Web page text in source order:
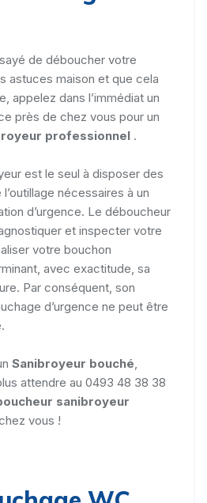
de déboucher votre
astuces maison et que cela
appelez dans l’immédiat un
près de chez vous pour un
professionnel .
est le seul à disposer des
nécessaires à un
d’urgence. Le déboucheur
et inspecter votre
votre bouchon
avec exactitude, sa
Par conséquent, son
d’urgence ne peut être
Sanibroyeur bouché
attendre au 0493 48 38 38
sanibroyeur
vous !